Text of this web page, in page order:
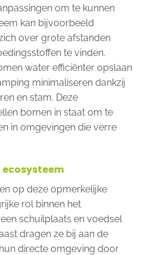
om te kunnen
kan bijvoorbeeld
over grote afstanden
te vinden.
water efficiënter opslaan
minimaliseren dankzij
en stam. Deze
bomen in staat om te
in omgevingen die verre
ecosysteem
op deze opmerkelijke
rol binnen het
schuilplaats en voedsel
dragen ze bij aan de
directe omgeving door